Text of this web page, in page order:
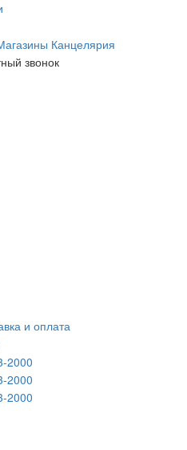
Канцелярия
звонок
и оплата
2000
2000
2000